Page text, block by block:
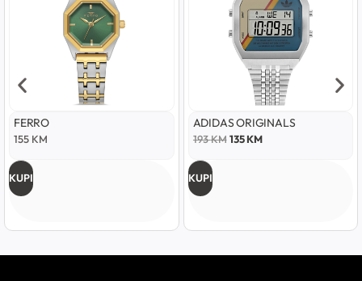
FERRO
155 KM
KUPI
ADIDAS ORIGINALS
193KM 135KM
KUPI